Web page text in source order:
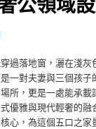
過落地窗，灑在淺灰
一對夫妻與三個孩
所，更是一處能承載
優雅與現代輕奢的融
心，為這個五口之